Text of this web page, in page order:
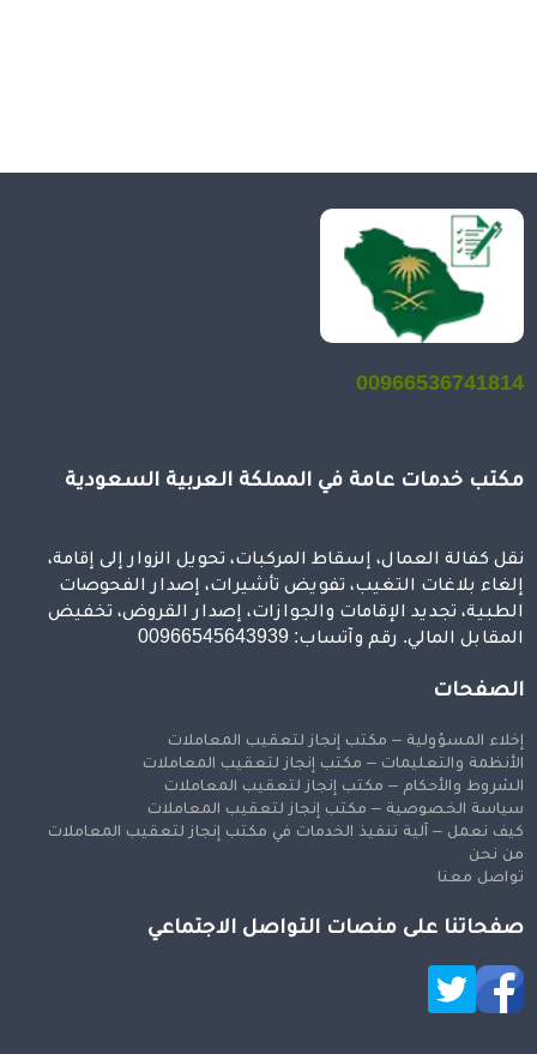
00966536741814
مكتب خدمات عامة في المملكة العربية السعودية
نقل كفالة العمال، إسقاط المركبات، تحويل الزوار إلى إقامة،
إلغاء بلاغات التغيب، تفويض تأشيرات، إصدار الفحوصات
الطبية، تجديد الإقامات والجوازات، إصدار القروض، تخفيض
المقابل المالي. رقم وآتساب: 00966545643939
الصفحات
إخلاء المسؤولية – مكتب إنجاز لتعقيب المعاملات
الأنظمة والتعليمات – مكتب إنجاز لتعقيب المعاملات
الشروط والأحكام – مكتب إنجاز لتعقيب المعاملات
سياسة الخصوصية – مكتب إنجاز لتعقيب المعاملات
كيف نعمل – آلية تنفيذ الخدمات في مكتب إنجاز لتعقيب المعاملات
من نحن
تواصل معنا
صفحاتنا على منصات التواصل الاجتماعي